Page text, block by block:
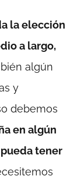
la elección
a largo,
algún
y
debemos
en algún
tener